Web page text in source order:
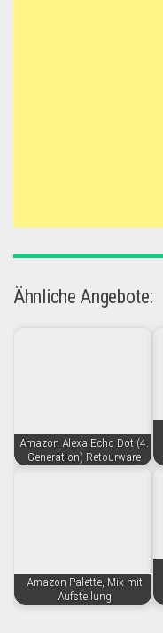
Ähnliche Angebote:
Amazon Alexa Echo Dot (4.
Generation) Retourware
Amazon Palette, Mix mit
Aufstellung